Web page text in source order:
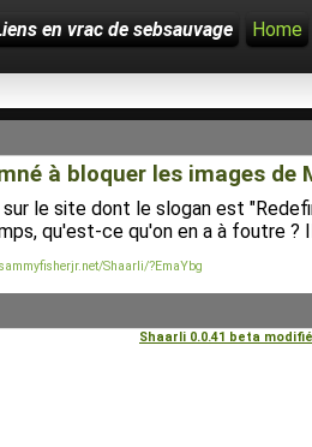
en vrac de sebsauvage Home
à bloquer les images
sur le site dont le slogan est
qu'est-ce qu'on en a à foutre ?
Shaarli/?EmaYbg
Shaarli 0.0.41 beta